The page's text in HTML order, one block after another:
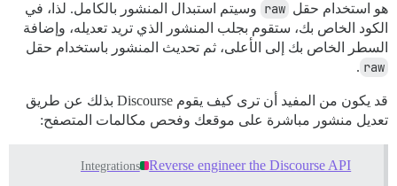
هو استخدام حقل raw وسيتم استبدال المنشور بالكامل. لذا، في
الكود الخاص بك، ستقوم بجلب المنشور الذي تريد تعديله، وإضافة
السطر الخاص بك إلى الأعلى، ثم تحديث المنشور باستخدام حقل
raw
.
قد يكون من المفيد أن ترى كيف يقوم Discourse بذلك عن طريق
تعديل منشور مباشرة على موقعك وفحص مكالمات المتصفح:
Reverse engineer the Discourse API
Integrations